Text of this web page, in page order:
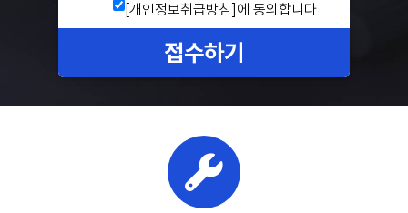
[개인정보취급방침] 에 동의합니다
접수하기